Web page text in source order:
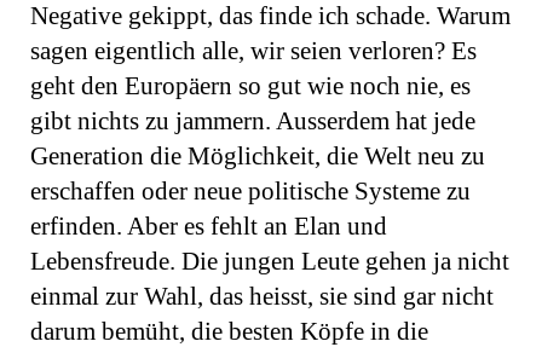
Negative gekippt, das finde ich schade. Warum
sagen eigentlich alle, wir seien verloren? Es
geht den Europäern so gut wie noch nie, es
gibt nichts zu jammern. Ausserdem hat jede
Generation die Möglichkeit, die Welt neu zu
erschaffen oder neue politische Systeme zu
erfinden. Aber es fehlt an Elan und
Lebensfreude. Die jungen Leute gehen ja nicht
einmal zur Wahl, das heisst, sie sind gar nicht
darum bemüht, die besten Köpfe in die